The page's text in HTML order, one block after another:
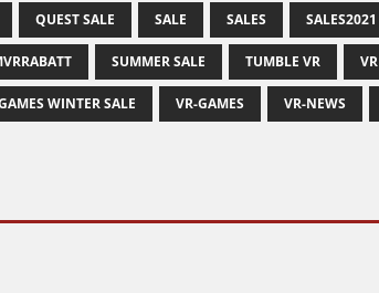
QUEST SALE SALE SALES SALES2021
SUMMER SALE TUMBLE VR VR
WINTER SALE VR-GAMES VR-NEWS